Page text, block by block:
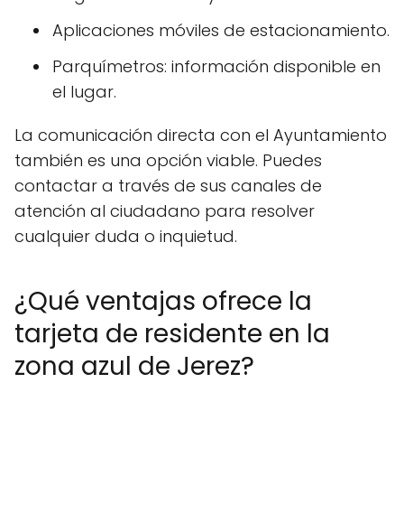
Aplicaciones móviles de estacionamiento.
Parquímetros: información disponible en
el lugar.
La comunicación directa con el Ayuntamiento
también es una opción viable. Puedes
contactar a través de sus canales de
atención al ciudadano para resolver
cualquier duda o inquietud.
¿Qué ventajas ofrece la
tarjeta de residente en la
zona azul de Jerez?